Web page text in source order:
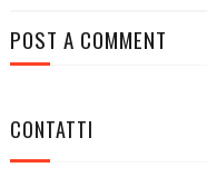
POST A COMMENT
CONTATTI